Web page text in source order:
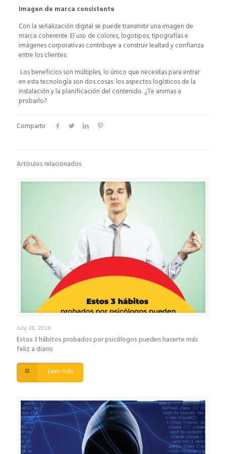
Imagen de marca consistente
Con la señalización digital se puede transmitir una imagen de
marca coherente. El uso de colores, logotipos, tipografías e
imágenes corporativas contribuye a construir lealtad y confianza
entre los clientes.
Los beneficios son múltiples, lo único que necesitas para entrar
en esta tecnología son dos cosas: los aspectos logísticos de la
instalación y la planificación del contenido. ¿Te animas a
probarlo?
Compartir
Artículos relacionados
July 28, 2026
Estos 3 hábitos probados por psicólogos pueden hacerte más
feliz a diario
Leer más